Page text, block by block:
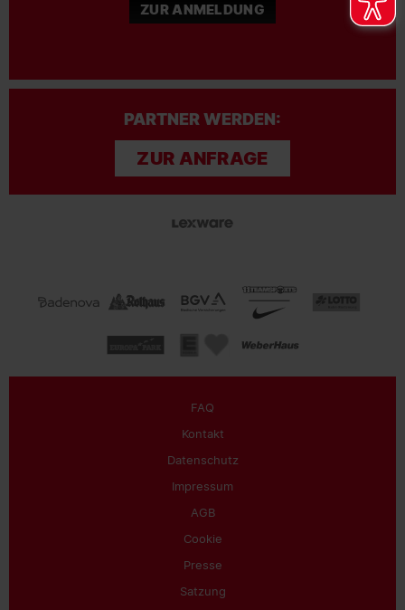
ZUR ANMELDUNG
PARTNER WERDEN:
ZUR ANFRAGE
FAQ
Kontakt
Datenschutz
Impressum
AGB
Cookie
Presse
Satzung